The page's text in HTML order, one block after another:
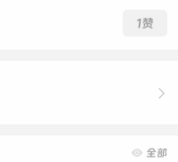
1赞

 全部